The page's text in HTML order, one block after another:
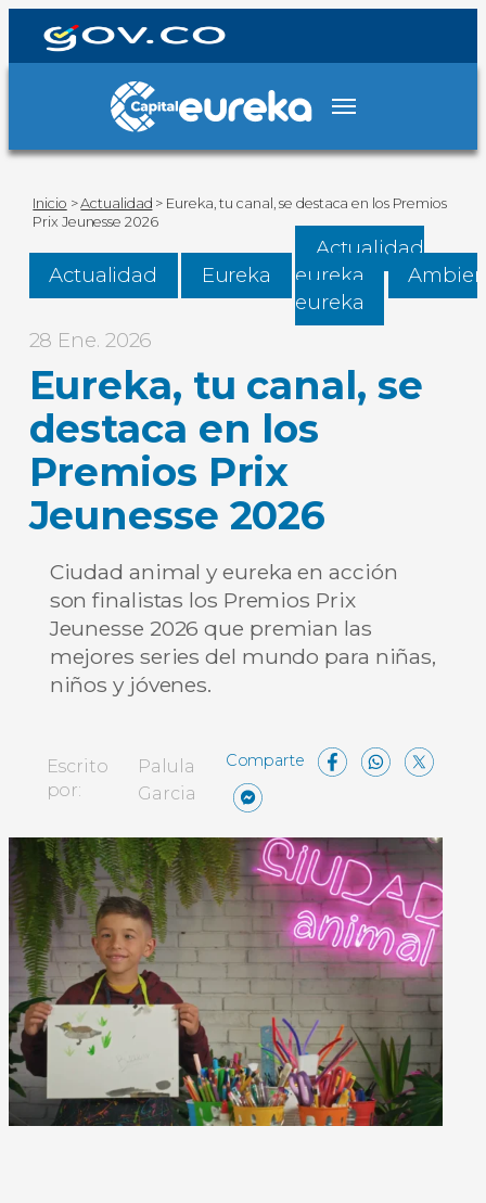
Inicio >Actualidad > Eureka, tu canal, se destaca en los Premios
Prix Jeunesse 2026
Actualidad Eureka
Actualidad
eureka
eureka
28 Ene. 2026
Eureka, tu canal, se
destaca en los
Premios Prix
Jeunesse 2026
Ciudad animal y eureka en acción
son finalistas los Premios Prix
Jeunesse 2026 que premian las
mejores series del mundo para niñas,
niños y jóvenes.
Escrito
por:
Palula
Garcia